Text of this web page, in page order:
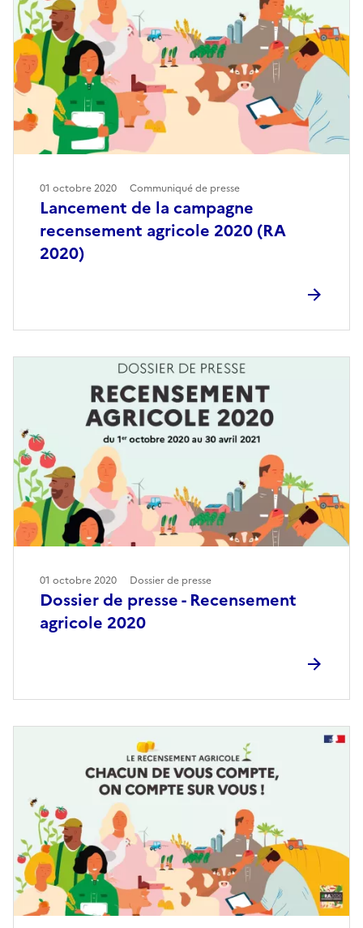
Lancement de la campagne
recensement agricole 2020 (RA
2020)
01 octobre 2020 Communiqué de presse
Dossier de presse - Recensement
agricole 2020
01 octobre 2020 Dossier de presse